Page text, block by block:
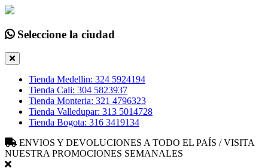
Seleccione la ciudad
Tienda Medellin: 324 5924194
Tienda Cali: 304 5823937
Tienda Monteria: 321 4796323
Tienda Valledupar: 313 5014728
Tienda Bogota: 316 3419134
ENVIOS Y DEVOLUCIONES A TODO EL PAÍS / VISITA
NUESTRA PROMOCIONES SEMANALES